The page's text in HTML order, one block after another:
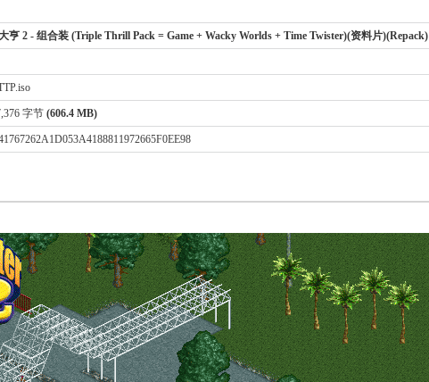
亨 2 - 组合装 (Triple Thrill Pack = Game + Wacky Worlds + Time Twister)(资料片)(Repack)
字节 (606.4 MB)